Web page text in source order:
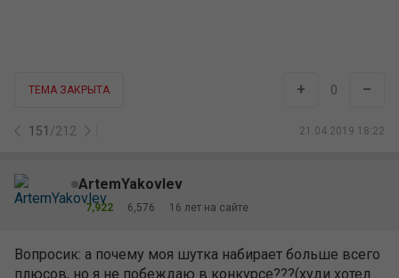
ТЕМА ЗАКРЫТА
151 /212 21.04.2019 18:22
+ 0 –
ArtemYakovlev
7,922 6,576 16 лет на сайте
Вопросик: а почему моя шутка набирает больше всего
плюсов, но я не побеждаю в конкурсе???(худи хотел